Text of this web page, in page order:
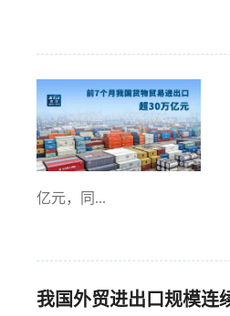
亿元，同...
我国外贸进出口规模连